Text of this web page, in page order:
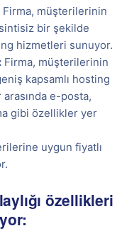
Firma, müşterilerinin
bir şekilde
hizmetleri sunuyor.
Firma, müşterilerinin
kapsamlı hosting
e-posta,
gibi özellikler yer
uygun fiyatlı
özellikleri